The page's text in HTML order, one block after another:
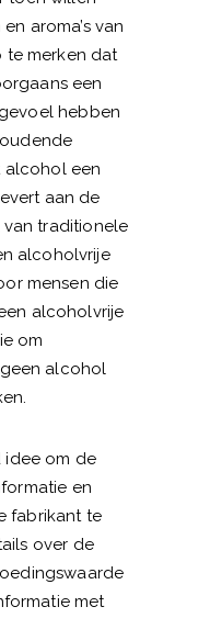
aroma’s van
te merken dat
een
hebben
alcohol een
aan de
traditionele
alcoholvrije
mensen die
alcoholvrije
om
alcohol
idee om de
en
fabrikant te
over de
met